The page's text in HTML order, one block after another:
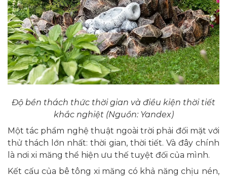
Độ bền thách thức thời gian và điều kiện thời tiết
khắc nghiệt (Nguồn: Yandex)
Một tác phẩm nghệ thuật ngoài trời phải đối mặt với
thử thách lớn nhất: thời gian, thời tiết. Và đây chính
là nơi xi măng thể hiện ưu thế tuyệt đối của mình.
Kết cấu của bê tông xi măng có khả năng chịu nén,